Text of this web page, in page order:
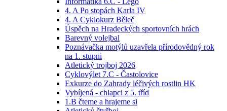
4. A Po stopách Karla IV
4. A Cyklokurz Běleč
Úspěch na Hradeckých sportovních hrách
Barevný volejbal
Poznávačka motýlů uzavřela přírodovědný rok
na 1. stupni
Atletický trojboj 2026
Cyklovýlet 7.C - Častolovice
Exkurze do Zahrady léčivých rostlin HK
Vybíjená - chlapci z 5. tříd
1.B čteme a hrajeme si